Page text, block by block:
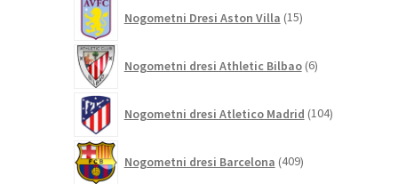
Nogometni Dresi Aston Villa 15izdelkov
Nogometni dresi Athletic Bilbao 6izdelkov
Nogometni dresi Atletico Madrid 104izdelki
Nogometni dresi Barcelona 409izdelkov